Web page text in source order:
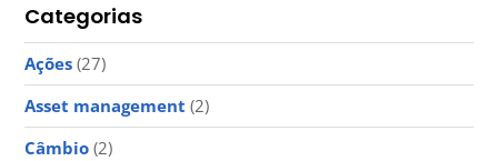
Categorias
Ações (27)
Asset management (2)
Câmbio (2)